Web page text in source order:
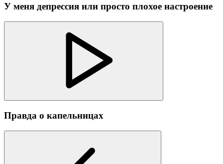
У меня депрессия или просто плохое настроение
Правда о капельницах